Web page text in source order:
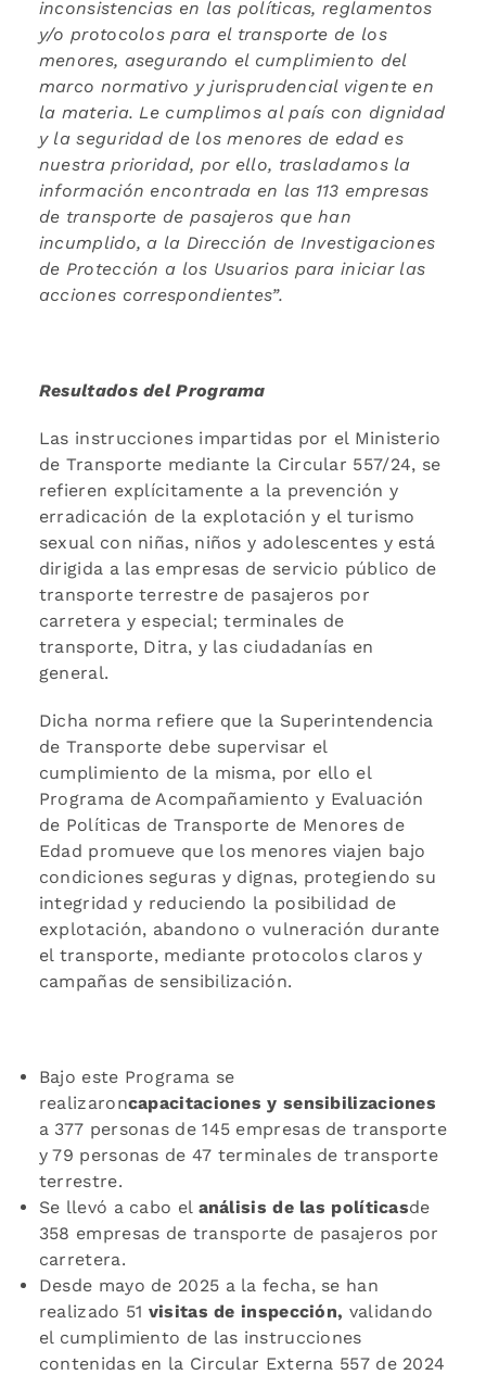
inconsistencias en las políticas, reglamentos
y/o protocolos para el transporte de los
menores, asegurando el cumplimiento del
marco normativo y jurisprudencial vigente en
la materia. Le cumplimos al país con dignidad
y la seguridad de los menores de edad es
nuestra prioridad, por ello, trasladamos la
información encontrada en las 113 empresas
de transporte de pasajeros que han
incumplido, a la Dirección de Investigaciones
de Protección a los Usuarios para iniciar las
acciones correspondientes”.
Resultados del Programa
Las instrucciones impartidas por el Ministerio
de Transporte mediante la Circular 557/24, se
refieren explícitamente a la prevención y
erradicación de la explotación y el turismo
sexual con niñas, niños y adolescentes y está
dirigida a las empresas de servicio público de
transporte terrestre de pasajeros por
carretera y especial; terminales de
transporte, Ditra, y las ciudadanías en
general.
Dicha norma refiere que la Superintendencia
de Transporte debe supervisar el
cumplimiento de la misma, por ello el
Programa de Acompañamiento y Evaluación
de Políticas de Transporte de Menores de
Edad promueve que los menores viajen bajo
condiciones seguras y dignas, protegiendo su
integridad y reduciendo la posibilidad de
explotación, abandono o vulneración durante
el transporte, mediante protocolos claros y
campañas de sensibilización.
Bajo este Programa se
realizaroncapacitaciones y sensibilizaciones
a 377 personas de 145 empresas de transporte
y 79 personas de 47 terminales de transporte
terrestre.
Se llevó a cabo el análisis de las políticasde
358 empresas de transporte de pasajeros por
carretera.
Desde mayo de 2025 a la fecha, se han
realizado 51 visitas de inspección, validando
el cumplimiento de las instrucciones
contenidas en la Circular Externa 557 de 2024